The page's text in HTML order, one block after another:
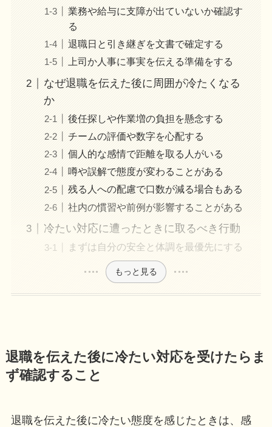
業務や給与に支障が出ていないか確認す
る
退職日と引き継ぎを文書で確定する
上司か人事に事実を伝える準備をする
なぜ退職を伝えた後に周囲が冷たくなる
か
後任探しや作業増の負担を懸念する
チームの評価や数字を心配する
個人的な感情で距離を取る人がいる
噂や誤解で態度が変わることがある
残る人への配慮で口数が減る場合もある
社内の慣習や前例が影響することがある
冷たい対応に遭ったときに取るべき行動
まずは自分の安全と体調を最優先にする
もっと見る
退職を伝えた後に冷たい対応を受けたらま
ず確認すること
退職を伝えた後に冷たい態度を感じたときは、感